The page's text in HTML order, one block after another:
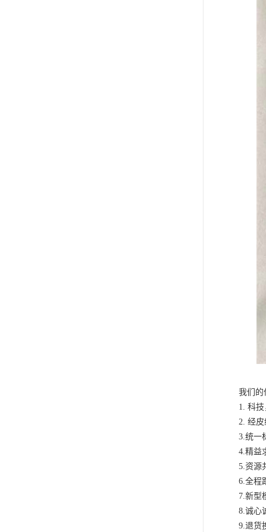
我们
1. 科
2. 经
3.统一
4.精益
5.资源
6.全程
7.新型
8.诚心
9.退货